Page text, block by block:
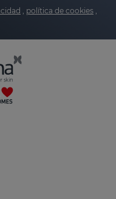
política de cookies